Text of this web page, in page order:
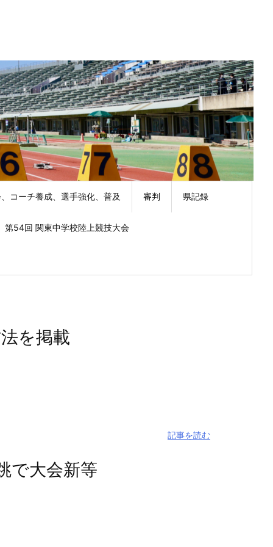
コーチ養成、選手強化、普及 審判 県記録
第54回 関東中学校陸上競技大会
を掲載
記事を読む
で大会新等